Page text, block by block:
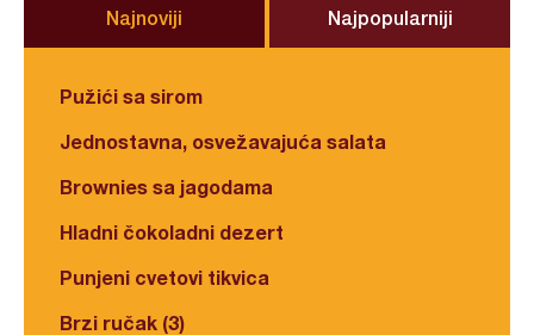
Najnoviji Najpopularniji
Pužići sa sirom
Jednostavna, osvežavajuća salata
Brownies sa jagodama
Hladni čokoladni dezert
Punjeni cvetovi tikvica
Brzi ručak (3)